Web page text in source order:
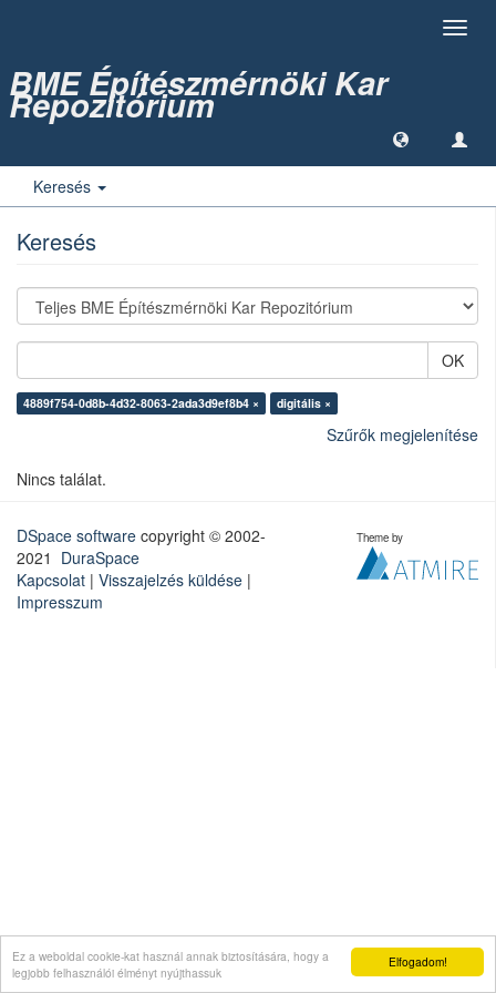
Elfogadom!
Ez a weboldal cookie-kat használ annak biztosítására, hogy a
legjobb felhasználói élményt nyújthassuk
BME Építészmérnöki Kar
Repozitórium
Keresés
Keresés
OK
4889f754-0d8b-4d32-8063-2ada3d9ef8b4 × digitális ×
Szűrők megjelenítése
Nincs találat.
DSpace software copyright © 2002-
2021 DuraSpace
Kapcsolat | Visszajelzés küldése |
Impresszum
Theme by